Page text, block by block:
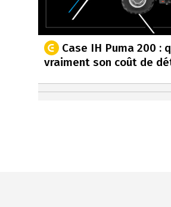
Case IH Puma 200 :
vraiment son coût de